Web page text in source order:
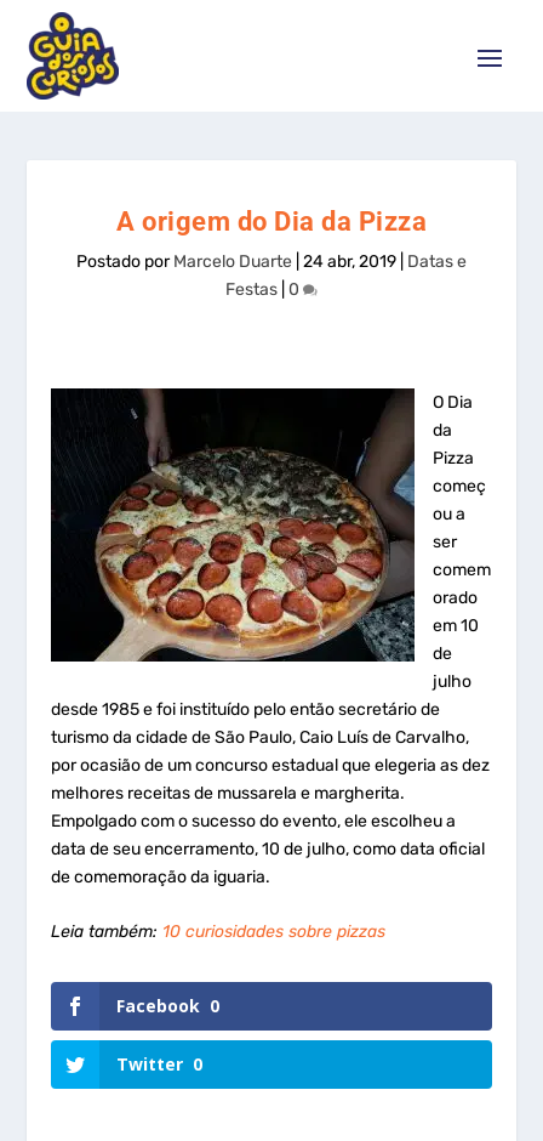
A origem do Dia da Pizza
Postado porMarcelo Duarte 24 abr, 2019 Datas e
Festas 0
O Dia
da
Pizza
começ
ou a
ser
comem
orado
em 10
de
julho
desde 1985 e foi instituído pelo então secretário de
turismo da cidade de São Paulo, Caio Luís de Carvalho,
por ocasião de um concurso estadual que elegeria as dez
melhores receitas de mussarela e margherita.
Empolgado com o sucesso do evento, ele escolheu a
data de seu encerramento, 10 de julho, como data oficial
de comemoração da iguaria.
Leia também: 10 curiosidades sobre pizzas
Facebook 0
Twitter 0